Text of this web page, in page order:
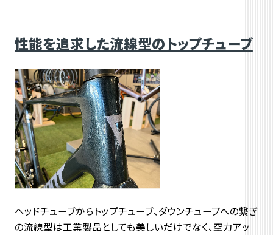
性能を追求した流線型のトップチューブ
ヘッドチューブからトップチューブ、ダウンチューブへの繋ぎ
の流線型は工業製品としても美しいだけでなく、空力アッ